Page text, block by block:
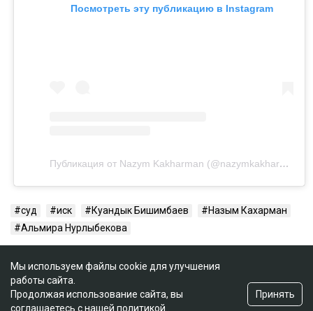
Посмотреть эту публикацию в Instagram
Публикация от Nazym Kakharman (@nazymkakharman)
суд иск Куандык Бишимбаев
Назым Кахарман
Альмира Нурлыбекова
Мы используем файлы cookie для улучшения
работы сайта.
Продолжая использование сайта, вы
соглашаетесь с нашей политикой
Принять